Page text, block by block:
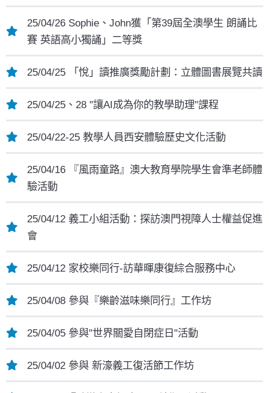
25/04/26 Sophie、John獲「第39屆全澳學生 朗誦比
賽 英語高小獨誦」二等獎
25/04/25 「悅」讀推廣獎勵計劃：立體圖書展覽共讀
25/04/25、28 "讓AI成為你的教學助理"課程
25/04/22-25 教學人員西安體驗歷史文化活動
25/04/16 『風雨童路』澳大教育學院學生會準老師體
驗活動
25/04/12 義工小組活動：探訪澳門視障人士權益促進
會
25/04/12 家校樂同行-訪華暉康復綜合服務中心
25/04/08 參與『樂齡滋味樂同行』工作坊
25/04/05 參與"世界關愛自閉症日"活動
25/04/02 參與 新濠義工復活節工作坊